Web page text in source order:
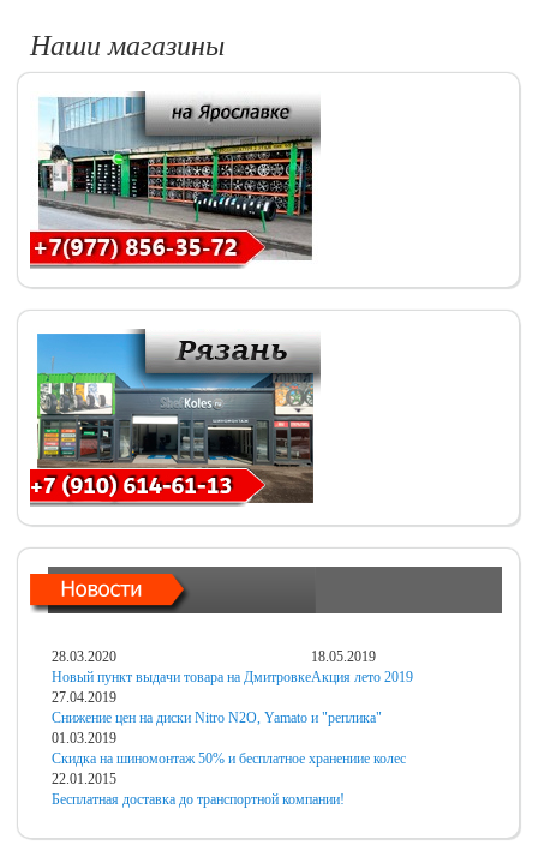
Наши магазины
28.03.2020
Новый пункт выдачи товара на Дмитровке
18.05.2019
Акция лето 2019
27.04.2019
Снижение цен на диски Nitro N2O, Yamato и "реплика"
01.03.2019
Скидка на шиномонтаж 50% и бесплатное хранениие колес
22.01.2015
Бесплатная доставка до транспортной компании!